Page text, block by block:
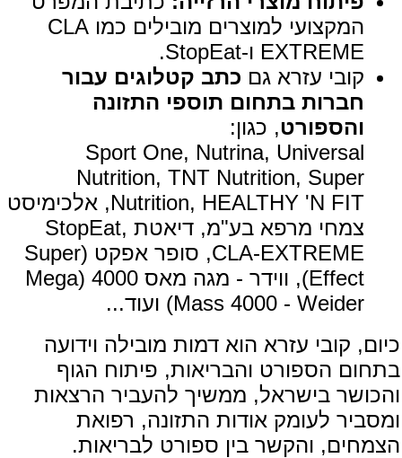
המקצועי למוצרים מובילים כמו CLA
EXTREME ו-StopEat.
קובי עזרא גם כתב קטלוגים עבור
חברות בתחום תוספי התזונה
והספורט, כגון:
Sport One, Nutrina, Universal
Nutrition, TNT Nutrition, Super
Nutrition, HEALTHY 'N FIT, אלכימיסט
צמחי מרפא בע"מ, דיאטת StopEat,
CLA-EXTREME, סופר אפקט (Super
Effect), ווידר - מגה מאס 4000 (Mega
Mass 4000 - Weider) ועוד...
כיום, קובי עזרא הוא דמות מובילה וידועה
בתחום הספורט והבריאות, פיתוח הגוף
והכושר בישראל, ממשיך להעביר הרצאות
ומסביר לעומק אודות התזונה, רפואת
הצמחים, והקשר בין ספורט לבריאות.